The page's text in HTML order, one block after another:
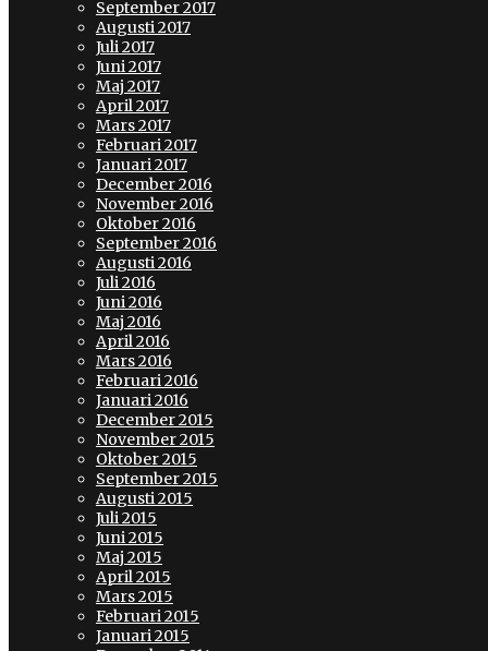
September 2017
Augusti 2017
Juli 2017
Juni 2017
Maj 2017
April 2017
Mars 2017
Februari 2017
Januari 2017
December 2016
November 2016
Oktober 2016
September 2016
Augusti 2016
Juli 2016
Juni 2016
Maj 2016
April 2016
Mars 2016
Februari 2016
Januari 2016
December 2015
November 2015
Oktober 2015
September 2015
Augusti 2015
Juli 2015
Juni 2015
Maj 2015
April 2015
Mars 2015
Februari 2015
Januari 2015